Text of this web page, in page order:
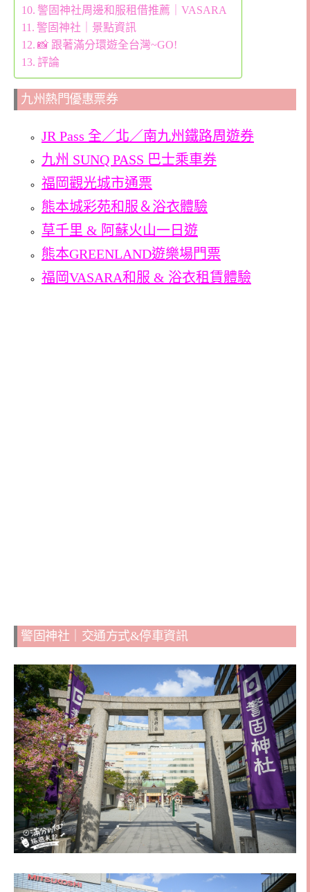
警固神社周邊和服租借推薦｜VASARA
警固神社｜景點資訊
📸 跟著滿分環遊全台灣~GO!
評論
九州熱門優惠票券
JR Pass 全／北／南九州鐵路周遊券
九州 SUNQ PASS 巴士乘車券
福岡觀光城市通票
熊本城彩苑和服＆浴衣體驗
草千里 & 阿蘇火山一日遊
熊本GREENLAND遊樂場門票
福岡VASARA和服 & 浴衣租賃體驗
警固神社｜交通方式&停車資訊